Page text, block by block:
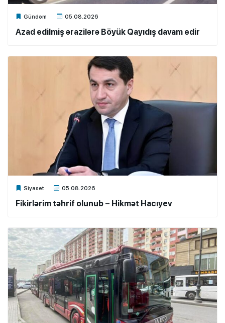
Gündəm 05.08.2026
Xalq.Online
Azad edilmiş ərazilərə Böyük Qayıdış davam edir
Siyasət 05.08.2026
Xalq.Online
Fikirlərim təhrif olunub – Hikmət Hacıyev